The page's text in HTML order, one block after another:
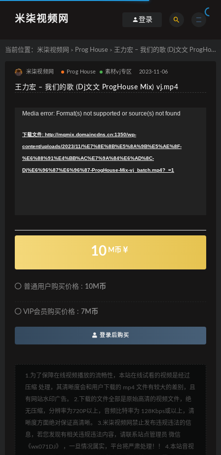
米柒视频网 登录
当前位置： 米柒视频网 > Prog House > 王力宏 – 我们的歌 (Dj文文 ProgHouse Mix) vj.mp4
米柒视频网 Prog House 素材vj专区 2023-11-06
王力宏 – 我们的歌 (Dj文文 ProgHouse Mix) vj.mp4
Media error: Format(s) not supported or source(s) not found
下载文件: http://mqmix.domaincdns.cn:1350/wp-
content/uploads/2023/11/%E7%8E%8B%E5%8A%9B%E5%AE%8F-
%E6%88%91%E4%BB%AC%E7%9A%84%E6%AD%8C-
Dj%E6%96%87%E6%96%87-ProgHouse-Mix-vj_batch.mp4?_=1
10 M币
普通用户购买价格 : 10M币
VIP会员购买价格 : 7M币
登录后购买
1.为了保障在线视频播放的流畅性，本站在线试看的视频是经过
压缩 处理，其清晰度会和用户下载的 mp4 文件有较大的差别，且
有网站水印广告。 2.下载的文件全部是原始高清的视频文件，绝
无压缩，分辨率为720P以上，音频比特率为 128Kbps或以上，清
晰度方面绝对保证高清晰。 3.米柒视频网禁止发布违规违法的信
息，若您发现有相关违规违法内容，请联系站点管理员 微信
《wx071DJ》 ，一旦情况属实，平台将严肃处理！！ 4.本站音视